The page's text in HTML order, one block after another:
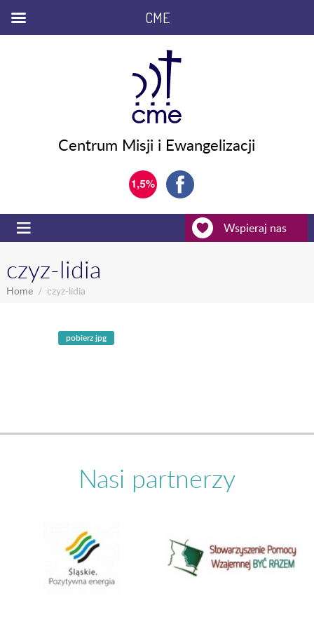
Centrum Misji i Ewangelizacji
Wspieraj nas
czyz-lidia
Home czyz-lidia
Nasi partnerzy
CME